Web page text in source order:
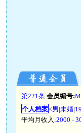
第221条 会员编号:
个人档案<男|未婚|
平均月收入:2000 -